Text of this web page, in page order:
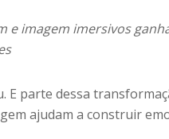
e imagem imersivos
E parte dessa
ajudam a construir